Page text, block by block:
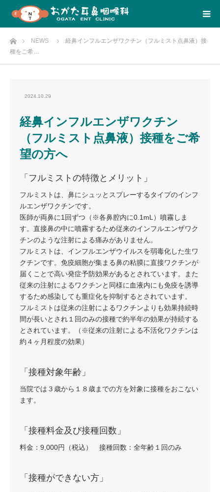
HomeNEWS
経鼻インフルエンザワクチン（フルミスト点鼻液）接
種をご希…
2024.10.29
経鼻インフルエンザワクチン
（フルミスト点鼻液）接種をご希
望の方へ
「フルミストの特徴とメリット」
フルミストは、鼻にシュッとスプレーするタイプのインフ
ルエンザワクチンです。
医師が両鼻に1回ずつ（※各鼻腔内に0.1mL）噴霧しま
す。直接鼻の中に噴霧するため従来のインフルエンザワク
チンのような注射による痛みがありません。
フルミストは、インフルエンザウイルスを弱毒化した生ワ
クチンです。免疫細胞が集まる鼻の粘膜に直接ワクチンが
届くことで高い発症予防効果があるとされています。また
従来の注射によるワクチンと同様に血液内にも免疫を誘導
するため感染しても重症化を抑制するとされています。
フルミストは従来の注射によるワクチンよりも効果持続時
間が長いとされ１回のみの接種で約半年の効果が持続する
とされています。（※従来の注射による不活化ワクチンは
約４ヶ月程度の効果）
「接種対象年齢」
当院では３歳から１８歳までの方を対象に接種をおこない
ます。
「接種料金及び接種回数」
料金：9,000円（税込） 接種回数：全年齢１回のみ
「接種ができない方」